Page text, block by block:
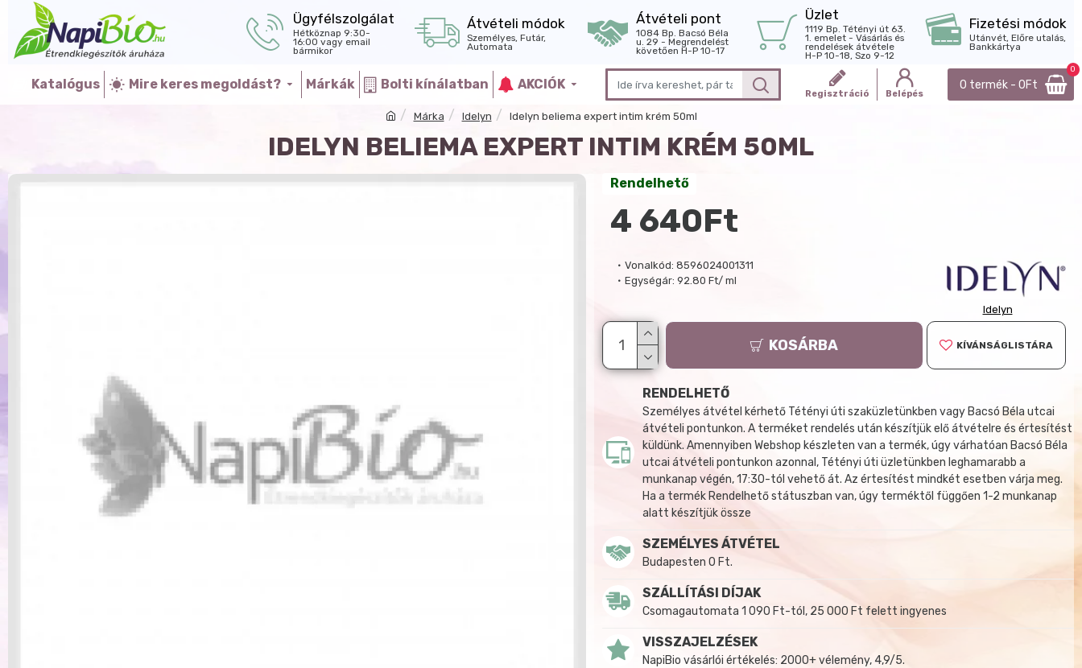
Ügyfélszolgálat
Hétköznap 9:30-
16:00 vagy email
bármikor
Átvételi módok
Személyes, Futár,
Automata
Átvételi pont
1084 Bp. Bacsó Béla
u. 29 - Megrendelést
követően H-P 10-17
Üzlet
1119 Bp. Tétényi út 63.
1. emelet - Vásárlás és
rendelések átvétele
H-P 10-18, Szo 9-12
Fizetési módok
Utánvét, Előre utalás,
Bankkártya
Katalógus Mire keres megoldást? Márkák Bolti kínálatban AKCIÓK
Regisztráció Belépés
0 termék - 0Ft
0
Márka Idelyn Idelyn beliema expert intim krém 50ml
IDELYN BELIEMA EXPERT INTIM KRÉM 50ML
Vonalkód: 8596024001311
Egységár: 92.80 Ft/ ml
Idelyn
Rendelhető
4 640Ft
KOSÁRBA KÍVÁNSÁGLISTÁRA
RENDELHETŐ
Személyes átvétel kérhető Tétényi úti szaküzletünkben vagy Bacsó Béla utcai
átvételi pontunkon. A terméket rendelés után készítjük elő átvételre és értesítést
küldünk. Amennyiben Webshop készleten van a termék, úgy várhatóan Bacsó Béla
utcai átvételi pontunkon azonnal, Tétényi úti üzletünkben leghamarabb a
munkanap végén, 17:30-tól vehető át. Az értesítést mindkét esetben várja meg.
Ha a termék Rendelhető státuszban van, úgy terméktől függően 1-2 munkanap
alatt készítjük össze
SZEMÉLYES ÁTVÉTEL
Budapesten 0 Ft.
SZÁLLÍTÁSI DÍJAK
Csomagautomata 1 090 Ft-tól, 25 000 Ft felett ingyenes
VISSZAJELZÉSEK
NapiBio vásárlói értékelés: 2000+ vélemény, 4,9/5.